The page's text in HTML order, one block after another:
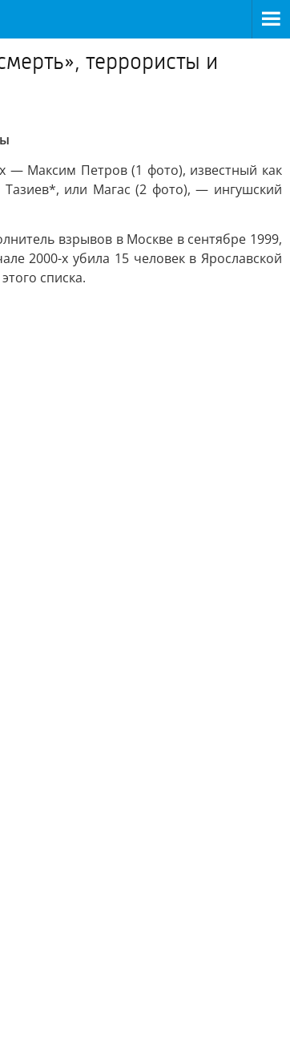
террористы и
— Максим Петров (1 фото), известный как
или Магас (2 фото), — ингушский
взрывов в Москве в сентябре 1999,
2000-х убила 15 человек в Ярославской
списка.